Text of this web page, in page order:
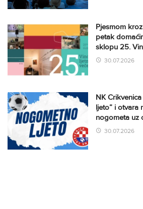
Pjesmom
petak
sklopu 25.
30.07.2026
NK
ljeto” i otvara
nogometa uz
30.07.2026